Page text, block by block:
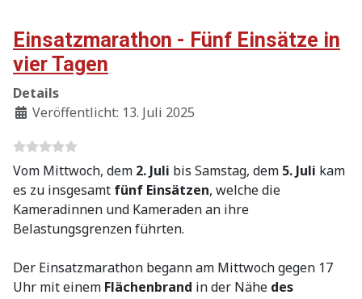
Einsatzmarathon - Fünf Einsätze in
vier Tagen
Details
Veröffentlicht: 13. Juli 2025
Vom Mittwoch, dem 2. Juli bis Samstag, dem 5. Juli kam
es zu insgesamt fünf Einsätzen, welche die
Kameradinnen und Kameraden an ihre
Belastungsgrenzen führten.
Der Einsatzmarathon begann am Mittwoch gegen 17
Uhr mit einem Flächenbrand in der Nähe des